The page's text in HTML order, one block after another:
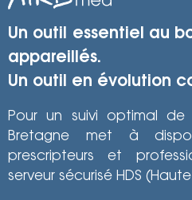
Un outil essentiel au
appareillés.
Un outil en évolution
Pour un suivi optimal de
Bretagne met à
prescripteurs et
serveur sécurisé HDS